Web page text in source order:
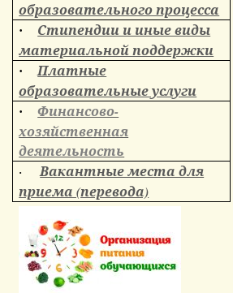
образовательного процесса
·
Стипендии и иные виды
материальной поддержки
·
Платные
образовательные услуги
·
Финансово-
хозяйственная
деятельность
·
Вакантные места для
приема (перевода)